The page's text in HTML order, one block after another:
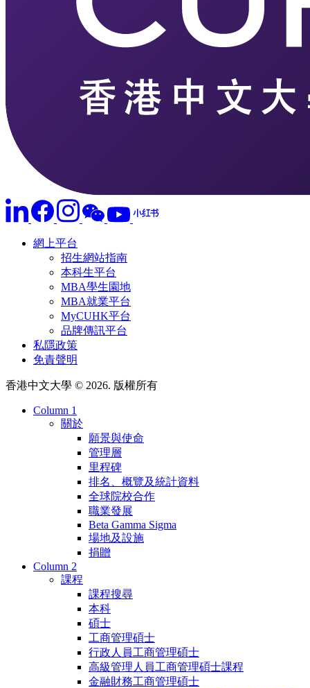
網上平台
招生網站指南
本科生平台
MBA學生園地
MBA就業平台
MyCUHK平台
品牌傳訊平台
私隱政策
免責聲明
香港中文大學 © 2026. 版權所有
Column 1
關於
願景與使命
管理層
里程碑
排名、概覽及統計資料
全球院校合作
職業發展
Beta Gamma Sigma
場地及設施
捐贈
Column 2
課程
課程搜尋
本科
碩士
工商管理碩士
行政人員工商管理碩士
高級管理人員工商管理碩士課程
金融財務工商管理碩士